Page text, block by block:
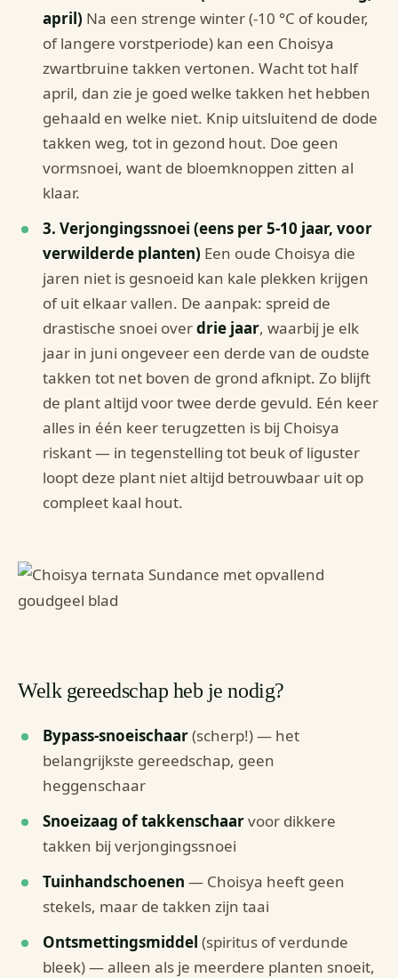
april) Na een strenge winter (-10 °C of kouder,
of langere vorstperiode) kan een Choisya
zwartbruine takken vertonen. Wacht tot half
april, dan zie je goed welke takken het hebben
gehaald en welke niet. Knip uitsluitend de dode
takken weg, tot in gezond hout. Doe geen
vormsnoei, want de bloemknoppen zitten al
klaar.
3. Verjongingssnoei (eens per 5-10 jaar, voor
verwilderde planten) Een oude Choisya die
jaren niet is gesnoeid kan kale plekken krijgen
of uit elkaar vallen. De aanpak: spreid de
drastische snoei overdrie jaar, waarbij je elk
jaar in juni ongeveer een derde van de oudste
takken tot net boven de grond afknipt. Zo blijft
de plant altijd voor twee derde gevuld. Eén keer
alles in één keer terugzetten is bij Choisya
riskant — in tegenstelling tot beuk of liguster
loopt deze plant niet altijd betrouwbaar uit op
compleet kaal hout.
Welk gereedschap heb je nodig?
Bypass-snoeischaar(scherp!) — het
belangrijkste gereedschap, geen
heggenschaar
Snoeizaag of takkenschaarvoor dikkere
takken bij verjongingssnoei
Tuinhandschoenen — Choisya heeft geen
stekels, maar de takken zijn taai
Ontsmettingsmiddel (spiritus of verdunde
bleek) — alleen als je meerdere planten snoeit,